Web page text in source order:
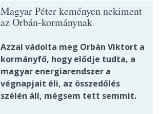
Magyar Péter keményen nekiment
az Orbán-kormánynak
Azzal vádolta meg Orbán Viktort a
kormányfő, hogy elődje tudta, a
magyar energiarendszer a
végnapjait éli, az összedőlés
szélén áll, mégsem tett semmit.